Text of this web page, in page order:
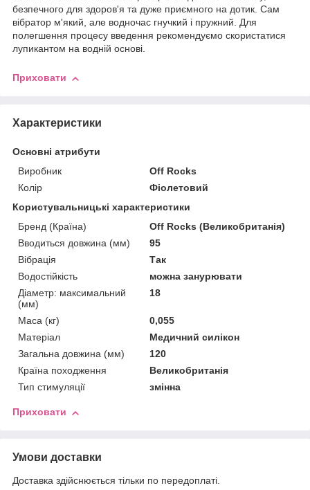
безпечного для здоров'я та дуже приємного на дотик. Сам
вібратор м'який, але водночас гнучкий і пружний. Для
полегшення процесу введення рекомендуємо скористатися
лупикантом на водній основі.
Приховати
Характеристики
Основні атрибути
Виробник
Off Rocks
Колір
Фіолетовий
Користувальницькі характеристики
Бренд (Країна)
Off Rocks (Великобританія)
Вводиться довжина (мм)
95
Вібрація
Так
Водостійкість
можна занурювати
Діаметр: максимальний
(мм)
18
Маса (кг)
0,055
Матеріал
Медичний силікон
Загальна довжина (мм)
120
Країна походження
Великобританія
Тип стимуляції
змінна
Приховати
Умови доставки
Доставка здійснюється тільки по передоплаті.